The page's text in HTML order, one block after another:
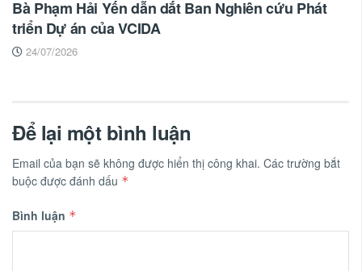
Bà Phạm Hải Yến dẫn dắt Ban Nghiên cứu Phát
triển Dự án của VCIDA
24/07/2026
Để lại một bình luận
Email của bạn sẽ không được hiển thị công khai. Các trường bắt
buộc được đánh dấu *
Bình luận *